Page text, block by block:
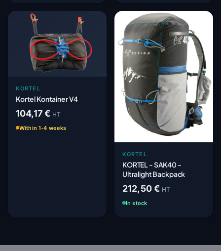
KORTEL
Kortel Kontainer V4
104,17 € HT
Within 1-4 weeks
KORTEL
KORTEL - SAK40 -
Ultralight Backpack
212,50 € HT
In stock